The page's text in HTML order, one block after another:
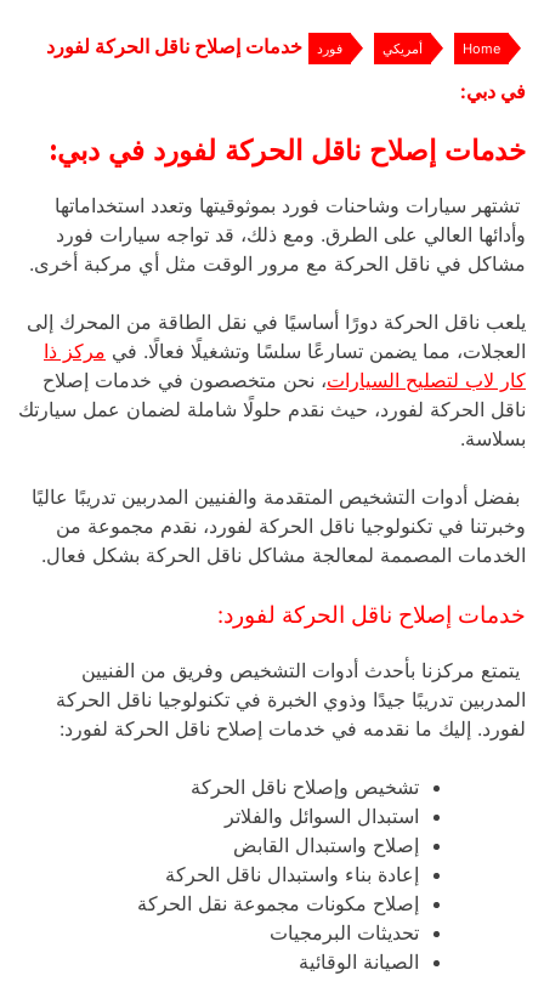
Home أمريكي فورد
خدمات إصلاح ناقل الحركة لفورد
في دبي:
خدمات إصلاح ناقل الحركة لفورد في دبي:
تشتهر سيارات وشاحنات فورد بموثوقيتها وتعدد استخداماتها
وأدائها العالي على الطرق. ومع ذلك، قد تواجه سيارات فورد
مشاكل في ناقل الحركة مع مرور الوقت مثل أي مركبة أخرى.
يلعب ناقل الحركة دورًا أساسيًا في نقل الطاقة من المحرك إلى
العجلات، مما يضمن تسارعًا سلسًا وتشغيلًا فعالًا. في مركز ذا
كار لاب لتصليح السيارات، نحن متخصصون في خدمات إصلاح
ناقل الحركة لفورد، حيث نقدم حلولًا شاملة لضمان عمل سيارتك
بسلاسة.
بفضل أدوات التشخيص المتقدمة والفنيين المدربين تدريبًا عاليًا
وخبرتنا في تكنولوجيا ناقل الحركة لفورد، نقدم مجموعة من
الخدمات المصممة لمعالجة مشاكل ناقل الحركة بشكل فعال.
خدمات إصلاح ناقل الحركة لفورد:
يتمتع مركزنا بأحدث أدوات التشخيص وفريق من الفنيين
المدربين تدريبًا جيدًا وذوي الخبرة في تكنولوجيا ناقل الحركة
لفورد. إليك ما نقدمه في خدمات إصلاح ناقل الحركة لفورد:
تشخيص وإصلاح ناقل الحركة
استبدال السوائل والفلاتر
إصلاح واستبدال القابض
إعادة بناء واستبدال ناقل الحركة
إصلاح مكونات مجموعة نقل الحركة
تحديثات البرمجيات
الصيانة الوقائية